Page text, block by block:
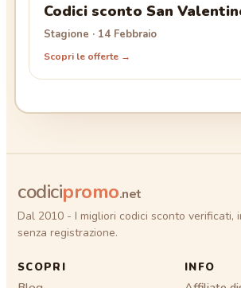
Codici sconto San
Stagione · 14 Febbraio
Scopri le offerte →
codicipromo.net
Dal 2010 - I migliori codici sconto verificati,
senza registrazione.
SCOPRI INFO